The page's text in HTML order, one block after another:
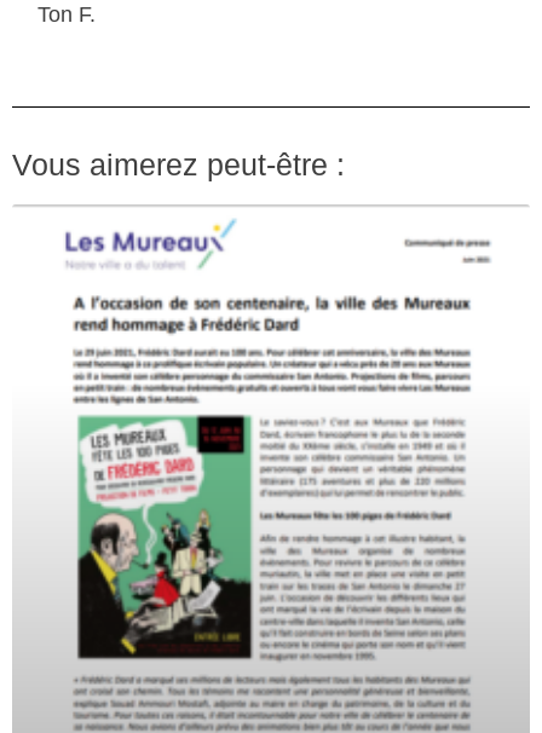
Ton F.
Vous aimerez peut-être :